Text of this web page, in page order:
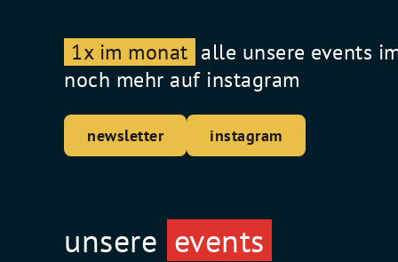
1x im monat alle unsere events
noch mehr auf instagram
newsletter instagram
unsere events